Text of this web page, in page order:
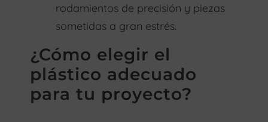
rodamientos de precisión y piezas
sometidas a gran estrés.
¿Cómo elegir el
plástico adecuado
para tu proyecto?